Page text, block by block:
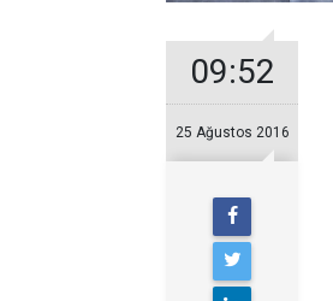
09:52
25 Ağustos 2016